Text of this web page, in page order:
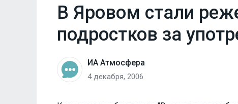
В Яровом стали
подростков за
ИА Атмосфера
4 декабря, 2006